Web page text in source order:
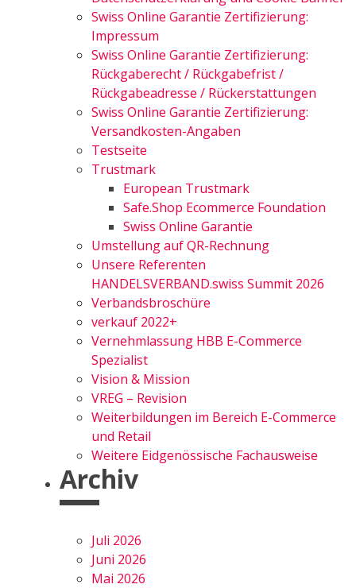
Swiss Online Garantie Zertifizierung:
Impressum
Swiss Online Garantie Zertifizierung:
Rückgaberecht / Rückgabefrist /
Rückgabeadresse / Rückerstattungen
Swiss Online Garantie Zertifizierung:
Versandkosten-Angaben
Testseite
Trustmark
European Trustmark
Safe.Shop Ecommerce Foundation
Swiss Online Garantie
Umstellung auf QR-Rechnung
Unsere Referenten
HANDELSVERBAND.swiss Summit 2026
Verbandsbroschüre
verkauf 2022+
Vernehmlassung HBB E-Commerce
Spezialist
Vision & Mission
VREG – Revision
Weiterbildungen im Bereich E-Commerce
und Retail
Weitere Eidgenössische Fachausweise
Archiv
Juli 2026
Juni 2026
Mai 2026